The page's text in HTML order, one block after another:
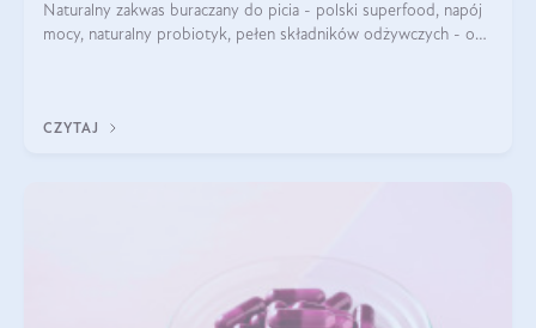
Naturalny zakwas buraczany do picia - polski superfood, napój
mocy, naturalny probiotyk, pełen składników odżywczych - o
CZYTAJ